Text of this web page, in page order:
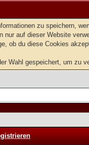
zu speichern,
auf dieser Website
ob du diese Cookies
Wahl gespeichert, um